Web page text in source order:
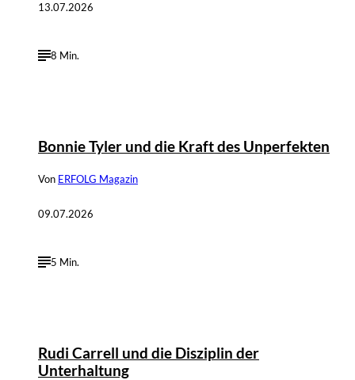
13.07.2026
8 Min.
Bonnie Tyler und die Kraft des Unperfekten
Von ERFOLG Magazin
09.07.2026
5 Min.
Rudi Carrell und die Disziplin der
Unterhaltung